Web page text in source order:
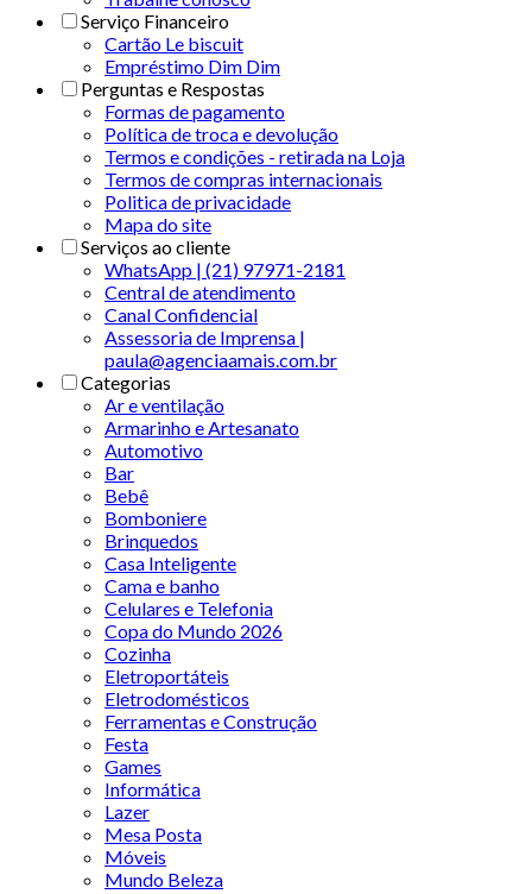
Serviço Financeiro
Cartão Le biscuit
Empréstimo Dim Dim
Perguntas e Respostas
Formas de pagamento
Política de troca e devolução
Termos e condições - retirada na Loja
Termos de compras internacionais
Politica de privacidade
Mapa do site
Serviços ao cliente
WhatsApp | (21) 97971-2181
Central de atendimento
Canal Confidencial
Assessoria de Imprensa |
paula@agenciaamais.com.br
Categorias
Ar e ventilação
Armarinho e Artesanato
Automotivo
Bar
Bebê
Bomboniere
Brinquedos
Casa Inteligente
Cama e banho
Celulares e Telefonia
Copa do Mundo 2026
Cozinha
Eletroportáteis
Eletrodomésticos
Ferramentas e Construção
Festa
Games
Informática
Lazer
Mesa Posta
Móveis
Mundo Beleza